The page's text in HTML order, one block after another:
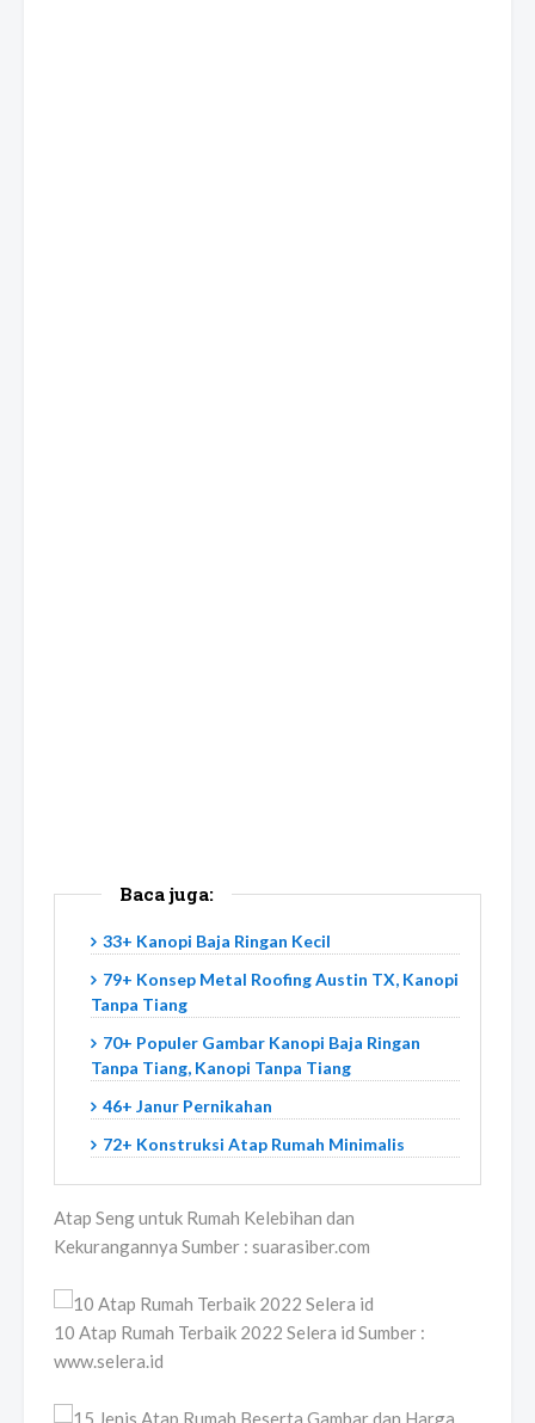
Baca juga:
33+ Kanopi Baja Ringan Kecil
79+ Konsep Metal Roofing Austin TX, Kanopi
Tanpa Tiang
70+ Populer Gambar Kanopi Baja Ringan
Tanpa Tiang, Kanopi Tanpa Tiang
46+ Janur Pernikahan
72+ Konstruksi Atap Rumah Minimalis
Atap Seng untuk Rumah Kelebihan dan
Kekurangannya Sumber : suarasiber.com
10 Atap Rumah Terbaik 2022 Selera id Sumber :
www.selera.id